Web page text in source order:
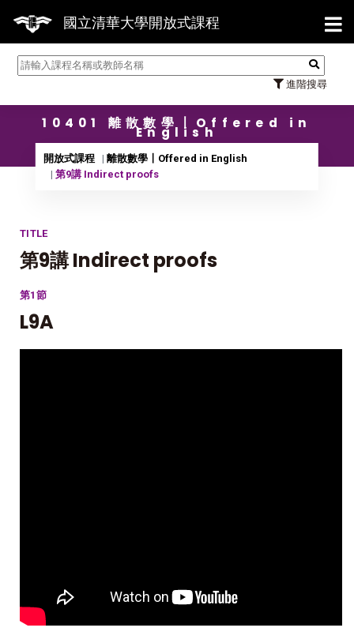
國立清華大學開放式課程
進階搜尋
【
10401 離散數學〡Offered in
English
開放式課程
離散數學〡Offered in English
第9講 Indirect proofs
TITLE
第9講 Indirect proofs
第1節
L9A